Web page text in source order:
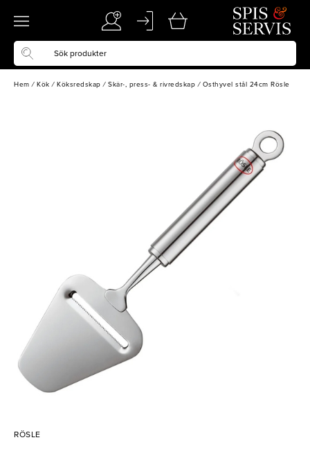
Hem / Kök / Köksredskap / Skär-, press- & rivredskap / Osthyvel stål 24cm Rösle
RÖSLE